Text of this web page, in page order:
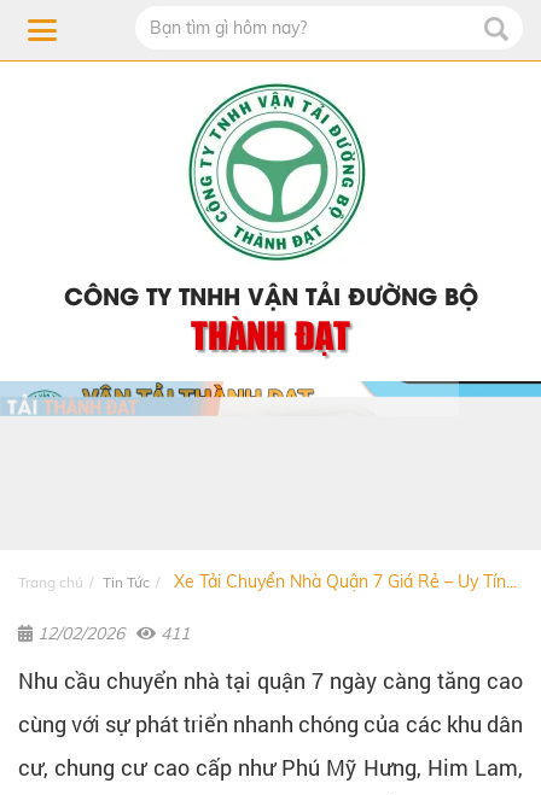
CÔNG TY TNHH VẬN TẢI ĐƯỜNG BỘ
THÀNH ĐẠT
Trang chủ Tin Tức Xe Tải Chuyển Nhà Quận 7 Giá Rẻ – Uy Tín...
12/02/2026 411
Nhu cầu chuyển nhà tại quận 7 ngày càng tăng cao
cùng với sự phát triển nhanh chóng của các khu dân
cư, chung cư cao cấp như Phú Mỹ Hưng, Him Lam,